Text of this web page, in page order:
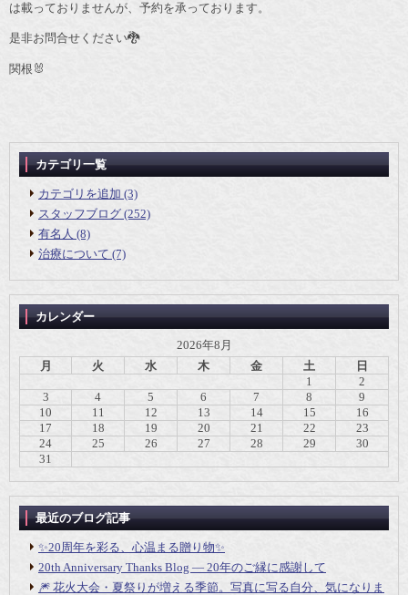
は載っておりませんが、予約を承っております。
是非お問合せください🐉
関根🐰
カテゴリ一覧
カテゴリを追加 (3)
スタッフブログ (252)
有名人 (8)
治療について (7)
カレンダー
2026年8月
月
火 水 木 金 土
日
1
2
3
4 5 6 7 8
9
10
11 12 13 14 15
16
17
18 19 20 21 22
23
24
25 26 27 28 29
30
31
最近のブログ記事
✨20周年を彩る、心温まる贈り物✨
20th Anniversary Thanks Blog ― 20年のご縁に感謝して
🎆 花火大会・夏祭りが増える季節。写真に写る自分、気になりま